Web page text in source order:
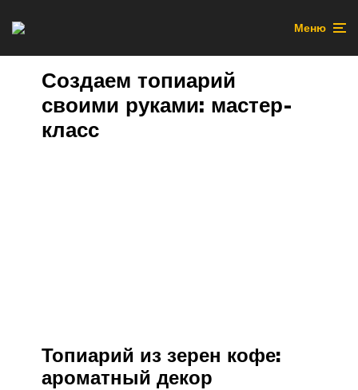
Меню
Создаем топиарий
своими руками: мастер-
класс
Топиарий из зерен кофе:
ароматный декор